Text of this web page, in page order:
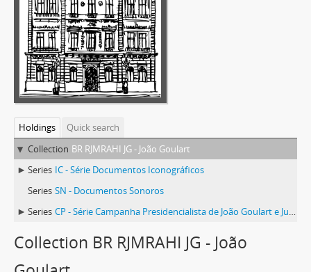
Holdings
Quick search
Collection BR RJMRAHI JG - João Goulart
Series IC - Série Documentos Iconográficos
Series SN - Documentos Sonoros
Series CP - Série Campanha Presidencialista de João Goulart e Juscelino Kubitscheck
Collection BR RJMRAHI JG - João